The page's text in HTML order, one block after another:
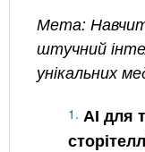
Мета:
штучний
унікальних
AI для